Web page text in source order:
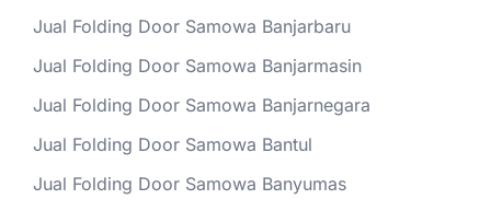
Jual Folding Door Samowa Banjarbaru
Jual Folding Door Samowa Banjarmasin
Jual Folding Door Samowa Banjarnegara
Jual Folding Door Samowa Bantul
Jual Folding Door Samowa Banyumas